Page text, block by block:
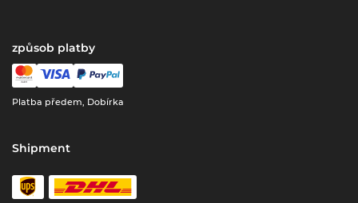
způsob platby
Platba předem, Dobírka
Shipment